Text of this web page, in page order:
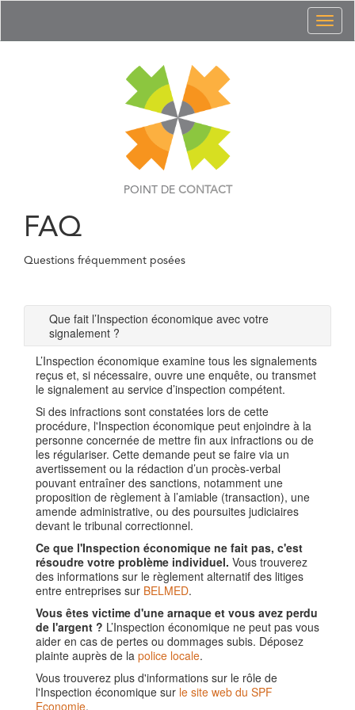
POINT DE CONTACT
FAQ
Questions fréquemment posées
Que fait l’Inspection économique avec votre
signalement ?
L’Inspection économique examine tous les signalements
reçus et, si nécessaire, ouvre une enquête, ou transmet
le signalement au service d’inspection compétent.
Si des infractions sont constatées lors de cette
procédure, l'Inspection économique peut enjoindre à la
personne concernée de mettre fin aux infractions ou de
les régulariser. Cette demande peut se faire via un
avertissement ou la rédaction d’un procès-verbal
pouvant entraîner des sanctions, notamment une
proposition de règlement à l’amiable (transaction), une
amende administrative, ou des poursuites judiciaires
devant le tribunal correctionnel.
Ce que l'Inspection économique ne fait pas, c'est
résoudre votre problème individuel. Vous trouverez
des informations sur le règlement alternatif des litiges
entre entreprises sur BELMED.
Vous êtes victime d'une arnaque et vous avez perdu
de l'argent ? L’Inspection économique ne peut pas vous
aider en cas de pertes ou dommages subis. Déposez
plainte auprès de la police locale.
Vous trouverez plus d'informations sur le rôle de
l'Inspection économique sur le site web du SPF
Economie.